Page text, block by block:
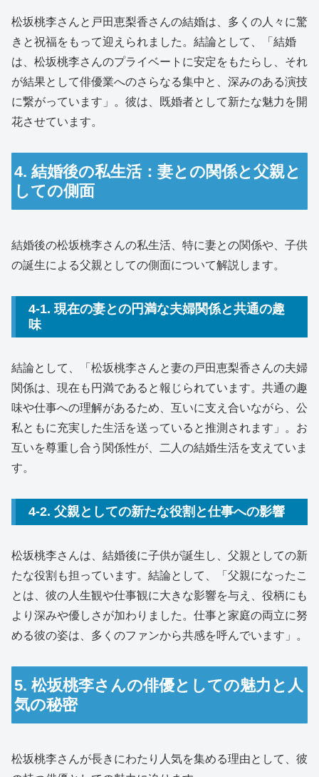
松坂桃李さんと戸田恵梨香さんの結婚は、多くの人々に驚
きと祝福をもって迎えられました。結論として、「結婚
は、松坂桃李さんのプライベートに安定をもたらし、それ
が結果として俳優業へのさらなる集中と、深みのある演技
に繋がっています」。彼は、既婚者として新たな魅力を開
花させています。
4. 結婚後の私生活：妻との関係と父親と
しての側面
結婚後の松坂桃李さんの私生活、特に妻との関係や、子供
の誕生による父親としての側面について解説します。
4-1. 現在の妻との円満な夫婦関係と共通の趣
味
結論として、「松坂桃李さんと妻の戸田恵梨香さんの夫婦
関係は、現在も円満であると報じられています。共通の趣
味や仕事への理解があるため、互いに支え合いながら、公
私ともに充実した生活を送っていると推測されます」。お
互いを尊重し合う関係性が、二人の結婚生活を支えていま
す。
4-2. 父親としての新たな役割と仕事への影響
松坂桃李さんは、結婚後に子供が誕生し、父親としての新
たな役割も担っています。結論として、「父親になったこ
とは、彼の人生観や仕事観に大きな影響を与え、役柄にも
より深みや優しさが加わりました。仕事と家庭の両立に努
める彼の姿は、多くのファンから共感を呼んでいます」。
5. 松坂桃李さんの俳優としての魅力と人
気の秘密
松坂桃李さんが長きにわたり人気を集める理由として、彼